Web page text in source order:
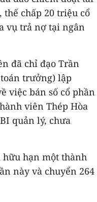
thế chấp 20 triệu cổ
vụ trả nợ tại ngân
đã chỉ đạo Trần
trưởng) lập
việc bán số cổ phần
viên Thép Hòa
quản lý, chưa
hữu hạn một thành
này và chuyển 264